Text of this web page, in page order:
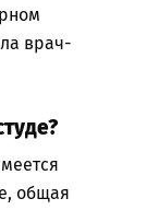
врач-
общая